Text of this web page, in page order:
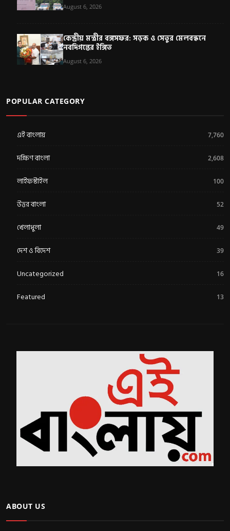
August 6, 2026
কেন্দ্রীয় মন্ত্রীর বঙ্গসফর: সড়ক ও সেতুর মেলবন্ধনে
নবদিগন্তের ইঙ্গিত
August 6, 2026
POPULAR CATEGORY
এই বাংলায় 7,760
দক্ষিণ বাংলা 2,608
লাইফস্টাইল 100
উত্তর বাংলা 52
খেলাধুলা 49
দেশ ও বিদেশ 39
Uncategorized 16
Featured 13
ABOUT US